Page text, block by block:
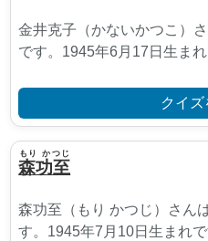
金井克子（かないかつこ）
です。1945年6月17日生まれ
クイズ
森功至
もり かつじ
森功至（もり かつじ）さん
す。1945年7月10日生まれで